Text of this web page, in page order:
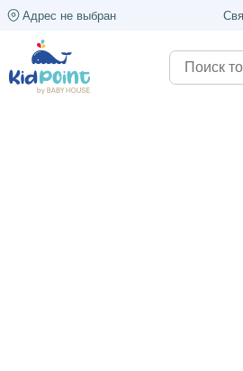
Адрес не выбран